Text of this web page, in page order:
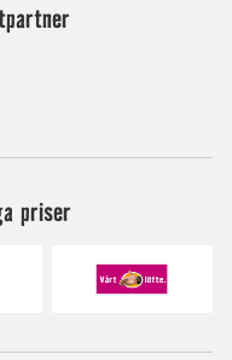
priser